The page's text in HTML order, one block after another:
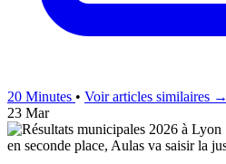
20 Minutes • Voir articles similaires →
23 Mar